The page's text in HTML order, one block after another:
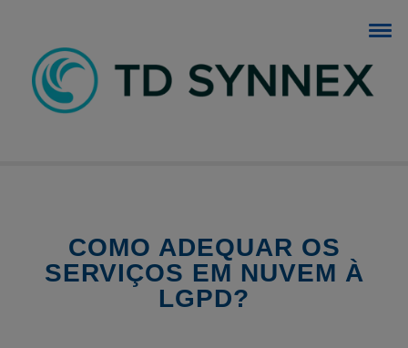
BLOG TD SYNNEX
COMO ADEQUAR OS
SERVIÇOS EM NUVEM À
LGPD?